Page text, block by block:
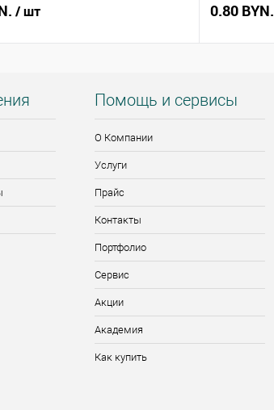
/ шт 0.80 BYN.
Помощь и сервисы
О Компании
Услуги
Прайс
Контакты
Портфолио
Сервис
Акции
Академия
Как купить